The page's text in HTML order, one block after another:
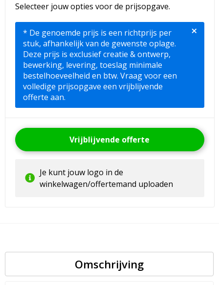
Aktetassen
Trolleys
Selecteer jouw opties voor de prijsopgave.
* De genoemde prijs is een richtprijs per
stuk, afhankelijk van de gewenste oplage.
Deze prijs is exclusief creatie & ontwerp,
bewerking, levering, toeslag minimale
bestelhoeveelheid en btw. Vraag voor een
volledige prijsopgave een vrijblijvende
offerte aan.
×
Vrijblijvende offerte
Je kunt jouw logo in de
winkelwagen/offertemand uploaden
Omschrijving